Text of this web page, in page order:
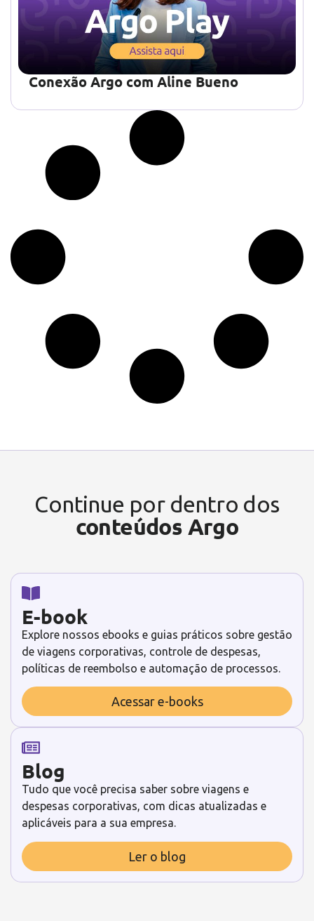
Conexão Argo com Aline Bueno
Continue por dentro dos
conteúdos Argo
E-book
Explore nossos ebooks e guias práticos sobre gestão
de viagens corporativas, controle de despesas,
políticas de reembolso e automação de processos.
Acessar e-books
Blog
Tudo que você precisa saber sobre viagens e
despesas corporativas, com dicas atualizadas e
aplicáveis para a sua empresa.
Ler o blog